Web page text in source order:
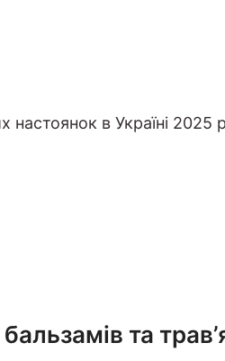
настоянок в Україні 2025
та